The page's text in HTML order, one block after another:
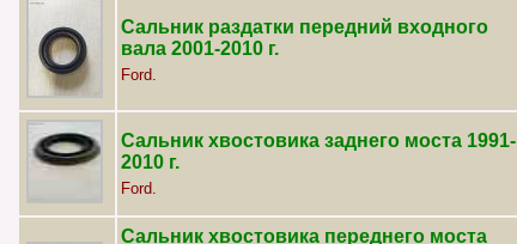
Сальник раздатки передний входного
вала 2001-2010 г.
Ford.
Сальник хвостовика заднего моста 1991-
2010 г.
Ford.
Сальник хвостовика переднего моста